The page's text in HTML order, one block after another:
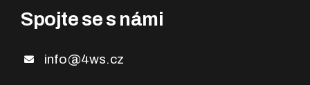
Spojte se s námi
info@4ws.cz